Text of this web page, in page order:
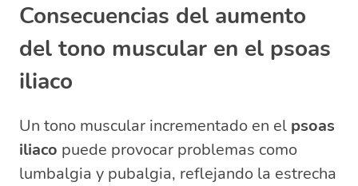
Consecuencias del aumento
del tono muscular en el psoas
iliaco
Un tono muscular incrementado en el psoas
iliaco puede provocar problemas como
lumbalgia y pubalgia, reflejando la estrecha